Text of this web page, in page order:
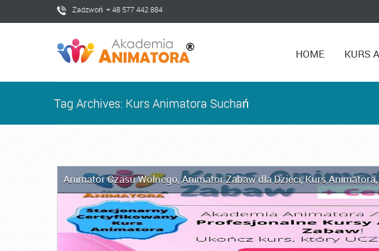
Zadzwoń + 48 577 442 884
HOME KURS
Tag Archives: Kurs Animatora Suchań
Animator Czasu Wolnego,Animator Zabaw dla Dzieci,Kurs Animatora,